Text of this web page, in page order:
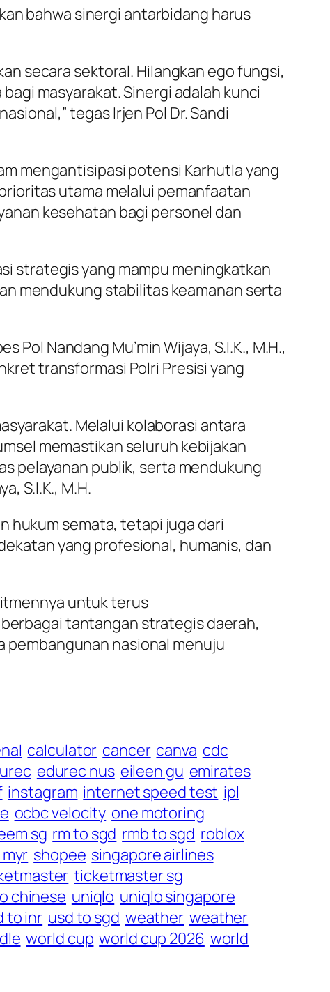
bahwa sinergi antarbidang harus
secara sektoral. Hilangkan ego fungsi,
masyarakat. Sinergi adalah kunci
tegas Irjen Pol Dr. Sandi
mengantisipasi potensi Karhutla yang
utama melalui pemanfaatan
kesehatan bagi personel dan
strategis yang mampu meningkatkan
mendukung stabilitas keamanan serta
Nandang Mu’min Wijaya, S.I.K., M.H.,
transformasi Polri Presisi yang
Melalui kolaborasi antara
memastikan seluruh kebijakan
pelayanan publik, serta mendukung
S.I.K., M.H.
hukum semata, tetapi juga dari
yang profesional, humanis, dan
untuk terus
tantangan strategis daerah,
pembangunan nasional menuju
calculator cancer canva cdc
edurec nus eileen gu emirates
instagram internet speed test ipl
ocbc velocity one motoring
sg rm to sgd rmb to sgd roblox
shopee singapore airlines
ticketmaster sg
chinese uniqlo uniqlo singapore
to inr usd to sgd weather weather
world cup world cup 2026 world